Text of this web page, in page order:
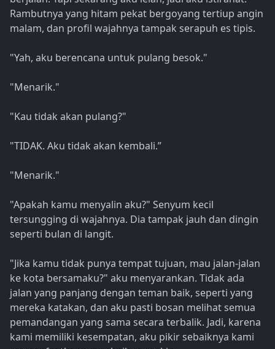
Rambutnya yang hitam pekat bergoyang tertiup angin
malam, dan profil wajahnya tampak serapuh es tipis.
"Yah, aku berencana untuk pulang besok."
"Menarik."
"Kau tidak akan pulang?"
"TIDAK. Aku tidak akan kembali.”
"Menarik."
"Apakah kamu menyalin aku?" Senyum kecil
tersungging di wajahnya. Dia tampak jauh dan dingin
seperti bulan di langit.
"Jika kamu tidak punya tempat tujuan, mau jalan-jalan
ke kota bersamaku?" aku menyarankan. Tidak ada
jalan yang panjang dengan teman baik, seperti yang
mereka katakan, dan aku pasti bosan melihat semua
pemandangan yang sama secara terbalik. Jadi, karena
kami memiliki kesempatan, aku pikir sebaiknya kami